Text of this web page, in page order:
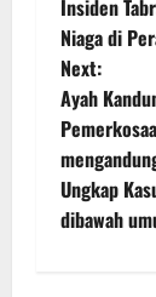
s
t
n
a
Insiden
Niaga di
Next:
Ayah
Ungkap
dibawah